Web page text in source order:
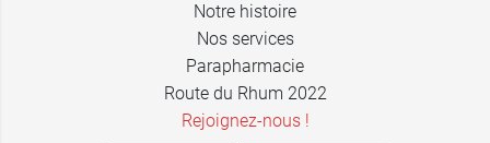
Notre histoire
Nos services
Parapharmacie
Route du Rhum 2022
Rejoignez-nous !